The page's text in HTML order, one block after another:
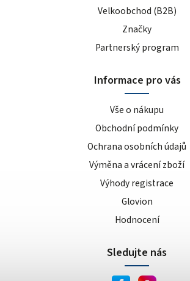
Velkoobchod (B2B)
Značky
Partnerský program
Informace pro vás
Vše o nákupu
Obchodní podmínky
Ochrana osobních údajů
Výměna a vrácení zboží
Výhody registrace
Glovion
Hodnocení
Sledujte nás